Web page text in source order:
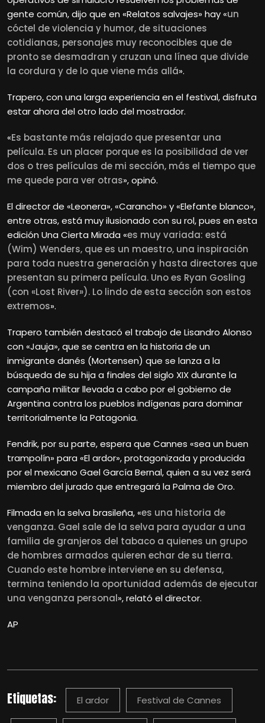
gente común, dijo que en «Relatos salvajes» hay «un
cóctel de violencia y humor, de situaciones
cotidianas, personajes muy reconocibles que de
pronto se desmadran y cruzan una línea que divide
la cordura y de lo que viene más allá».
Trapero, con una larga experiencia en el festival, disfruta
estar ahora del otro lado del mostrador.
«Es bastante más relajado que presentar una
película. Es un placer porque es la posibilidad de ver
dos o tres películas de mi sección, más el tiempo que
me quede para ver otras», opinó.
El director de «Leonera», «Carancho» y «Elefante blanco»,
entre otras, está muy ilusionado con su rol, pues en esta
edición Una Cierta Mirada «es muy variada: está
(Wim) Wenders, que es un maestro, una inspiración
para toda nuestra generación y hasta directores que
presentan su primera película. Uno es Ryan Gosling
(con «Lost River»). Lo lindo de esta sección son estos
extremos».
Trapero también destacó el trabajo de Lisandro Alonso
con «Jauja», que se centra en la historia de un
inmigrante danés (Mortensen) que se lanza a la
búsqueda de su hija a finales del siglo XIX durante la
campaña militar llevada a cabo por el gobierno de
Argentina contra los pueblos indígenas para dominar
territorialmente la Patagonia.
Fendrik, por su parte, espera que Cannes «sea un buen
trampolín» para «El ardor», protagonizada y producida
por el mexicano Gael García Bernal, quien a su vez será
miembro del jurado que entregará la Palma de Oro.
Filmada en la selva brasileña, «es una historia de
venganza. Gael sale de la selva para ayudar a una
familia de granjeros del tabaco a quienes un grupo
de hombres armados quieren echar de su tierra.
Cuando este hombre interviene en su defensa,
termina teniendo la oportunidad además de ejecutar
una venganza personal», relató el director.
AP
Etiquetas: El ardor Festival de Cannes